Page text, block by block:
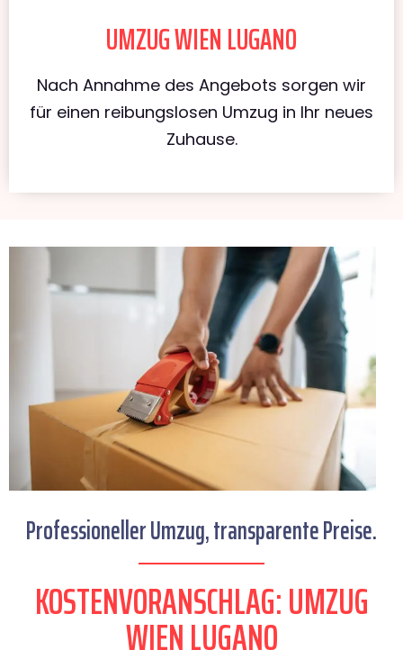
UMZUG WIEN LUGANO
Nach Annahme des Angebots sorgen wir
für einen reibungslosen Umzug in Ihr neues
Zuhause.
Professioneller Umzug, transparente Preise.
KOSTENVORANSCHLAG: UMZUG
WIEN LUGANO